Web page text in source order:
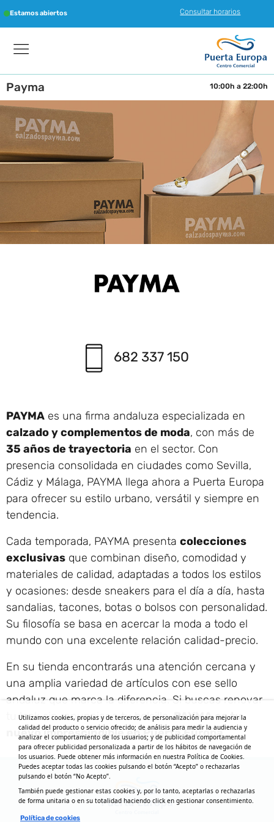
Estamos abiertos Consultar horarios
Payma 10:00h a 22:00h
682 337 150
PAYMA es una firma andaluza especializada en
calzado y complementos de moda, con más de
35 años de trayectoria en el sector. Con
presencia consolidada en ciudades como Sevilla,
Cádiz y Málaga, PAYMA llega ahora a Puerta Europa
para ofrecer su estilo urbano, versátil y siempre en
tendencia.
Cada temporada, PAYMA presenta colecciones
exclusivas que combinan diseño, comodidad y
materiales de calidad, adaptadas a todos los estilos
y ocasiones: desde sneakers para el día a día, hasta
sandalias, tacones, botas o bolsos con personalidad.
Su filosofía se basa en acercar la moda a todo el
mundo con una excelente relación calidad-precio.
En su tienda encontrarás una atención cercana y
una amplia variedad de artículos con ese sello
andaluz que marca la diferencia. Si buscas renovar
tu look sin renunciar a tu bolsillo,PAYMA es tu
nuevo imprescindible en Puerta Europa.
Utilizamos cookies, propias y de terceros, de personalización para mejorar la
calidad del producto o servicio ofrecido; de análisis para medir la audiencia y
analizar el comportamiento de los usuarios; y de publicidad comportamental
para ofrecer publicidad personalizada a partir de los hábitos de navegación de
los usuarios. Puede obtener más información en nuestra Política de Cookies.
Puedes aceptar todas las cookies pulsando el botón “Acepto” o rechazarlas
pulsando el botón “No Acepto”.
También puede gestionar estas cookies y, por lo tanto, aceptarlas o rechazarlas
de forma unitaria o en su totalidad haciendo click en gestionar consentimiento.
Política de cookies